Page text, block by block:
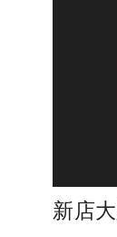
新店